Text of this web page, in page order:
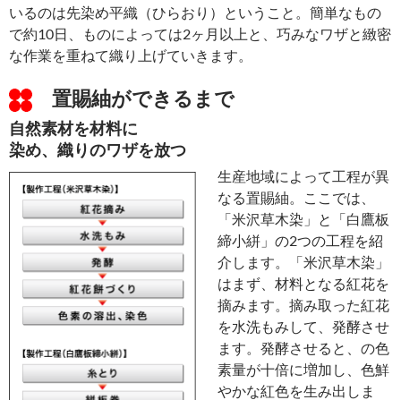
いるのは先染め平織（ひらおり）ということ。簡単なもの
で約10日、ものによっては2ヶ月以上と、巧みなワザと緻密
な作業を重ねて織り上げていきます。
置賜紬ができるまで
自然素材を材料に
染め、織りのワザを放つ
生産地域によって工程が異
なる置賜紬。ここでは、
「米沢草木染」と「白鷹板
締小絣」の2つの工程を紹
介します。「米沢草木染」
はまず、材料となる紅花を
摘みます。摘み取った紅花
を水洗もみして、発酵させ
ます。発酵させると、の色
素量が十倍に増加し、色鮮
やかな紅色を生み出しま